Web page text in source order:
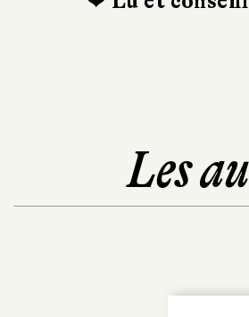
Les